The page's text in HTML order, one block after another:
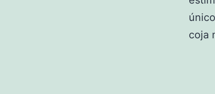
coja